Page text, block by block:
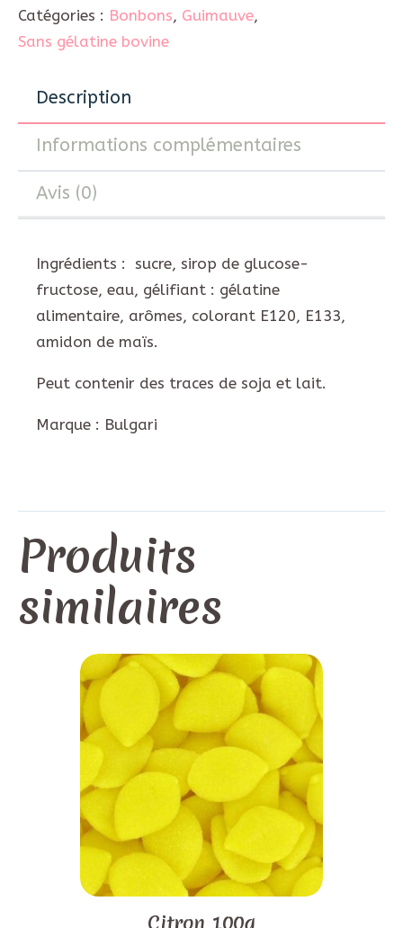
Catégories : Bonbons, Guimauve,
Sans gélatine bovine
Description
Informations complémentaires
Avis (0)
Ingrédients : sucre, sirop de glucose-
fructose, eau, gélifiant : gélatine
alimentaire, arômes, colorant E120, E133,
amidon de maïs.
Peut contenir des traces de soja et lait.
Marque : Bulgari
Produits
similaires